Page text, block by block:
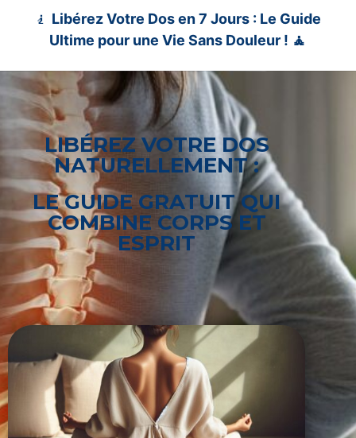
🧎 Libérez Votre Dos en 7 Jours : Le Guide
Ultime pour une Vie Sans Douleur ! 🧘
LIBÉREZ VOTRE DOS
NATURELLEMENT :
LE GUIDE GRATUIT QUI
COMBINE CORPS ET
ESPRIT